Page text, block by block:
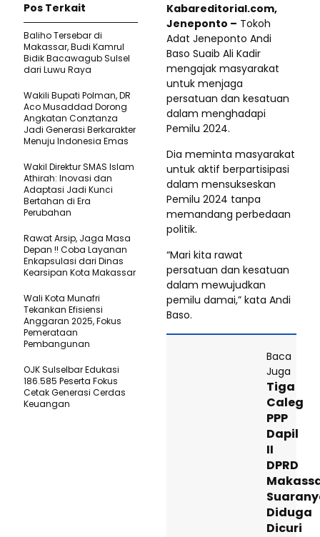
Kabareditorial.com,
Jeneponto – Tokoh
Adat Jeneponto Andi
Baso Suaib Ali Kadir
mengajak masyarakat
untuk menjaga
persatuan dan kesatuan
dalam menghadapi
Pemilu 2024.
Dia meminta masyarakat
untuk aktif berpartisipasi
dalam mensukseskan
Pemilu 2024 tanpa
memandang perbedaan
politik.
“Mari kita rawat
persatuan dan kesatuan
dalam mewujudkan
pemilu damai,” kata Andi
Baso.
Baca
Juga
Tiga
Caleg
PPP
Dapil
II
DPRD
Diduga
Dicuri
Pos Terkait
Baliho Tersebar di
Makassar, Budi Kamrul
Bidik Bacawagub Sulsel
dari Luwu Raya
Wakili Bupati Polman, DR
Aco Musaddad Dorong
Angkatan Conztanza
Jadi Generasi Berkarakter
Menuju Indonesia Emas
Wakil Direktur SMAS Islam
Athirah: Inovasi dan
Adaptasi Jadi Kunci
Bertahan di Era
Perubahan
Rawat Arsip, Jaga Masa
Depan !! Coba Layanan
Enkapsulasi dari Dinas
Kearsipan Kota Makassar
Wali Kota Munafri
Tekankan Efisiensi
Anggaran 2025, Fokus
Pemerataan
Pembangunan
OJK Sulselbar Edukasi
186.585 Peserta Fokus
Cetak Generasi Cerdas
Keuangan